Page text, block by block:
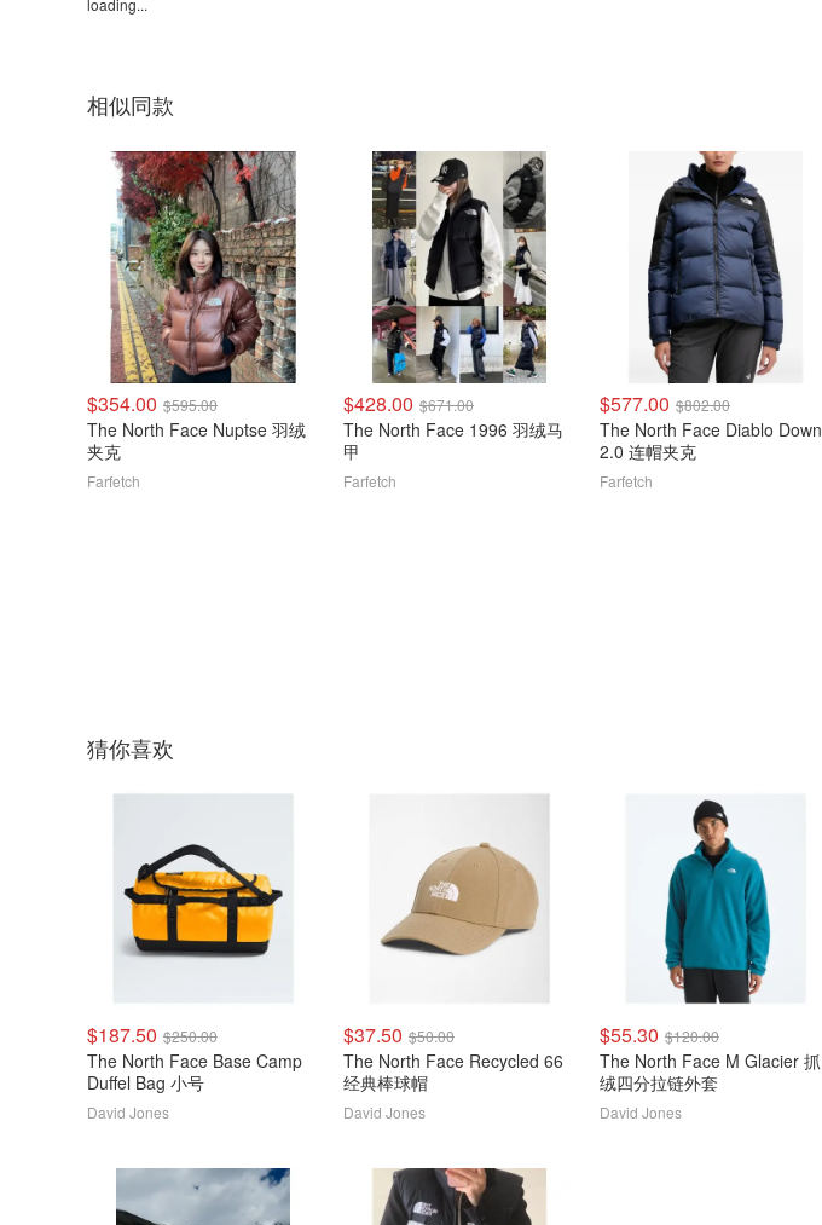
loading...
相似同款
$354.00 $595.00
The North Face Nuptse 羽绒
夹克
Farfetch
$428.00 $671.00
The North Face 1996 羽绒马
甲
Farfetch
$577.00 $802.00
The North Face Diablo Down
2.0 连帽夹克
Farfetch
猜你喜欢
$187.50 $250.00
The North Face Base Camp
Duffel Bag 小号
David Jones
$37.50 $50.00
The North Face Recycled 66
经典棒球帽
David Jones
$55.30 $120.00
The North Face M Glacier 抓
绒四分拉链外套
David Jones